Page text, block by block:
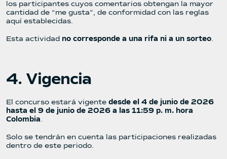
los participantes cuyos comentarios obtengan la mayor
cantidad de “me gusta”, de conformidad con las reglas
aquí establecidas.
Esta actividad no corresponde a una rifa ni a un sorteo.
4. Vigencia
El concurso estará vigente desde el 4 de junio de 2026
hasta el 9 de junio de 2026 a las 11:59 p. m. hora
Colombia.
Solo se tendrán en cuenta las participaciones realizadas
dentro de este periodo.